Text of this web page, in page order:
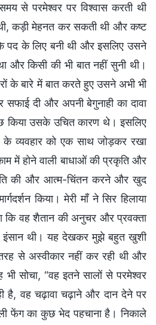
से परमेश्वर पर विश्वास करती थी
कड़ी मेहनत कर सकती थी और कष्ट
के लिए बनी थी और इसलिए उसने
और किसी की भी बात नहीं सुनी थी।
के बारे में बात करते हुए उसने अभी भी
दी और अपनी बेगुनाही का दावा
किया उसके उचित कारण थे। इसलिए
व्यवहार को एक साथ जोड़कर रखा
में होने वाली बाधाओं की प्रकृति और
की और आत्म-चिंतन करने और खुद
किया। मेरी माँ ने सिर हिलाया
वह शैतान की अनुचर और प्रवक्ता
इंसान थी। यह देखकर मुझे बहुत खुशी
से अस्वीकार नहीं कर रही थी और
सोचा, “वह इतने सालों से परमेश्वर
है, वह चढ़ावा चढ़ाने और दान देने पर
फेंग का कुछ भेद पहचाना है। निकाले